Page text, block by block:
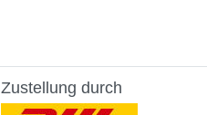
Zustellung durch